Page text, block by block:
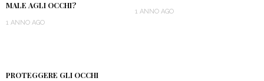
MALE AGLI OCCHI?
1 ANNO AGO
1 ANNO AGO
PROTEGGERE GLI OCCHI